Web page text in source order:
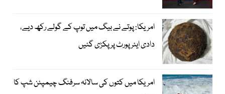
امریکا: پوتے نے بیگ میں توپ کے گولے رکھ دیے،
دادی ایئرپورٹ پر پکڑی گئیں
امریکا میں کتوں کی سالانہ سرفنگ چیمپئن شپ کا